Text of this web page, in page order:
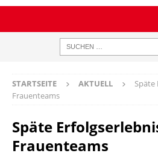
STARTSEITE AKTUELL
Späte
Frauenteams
Späte
Frauenteams